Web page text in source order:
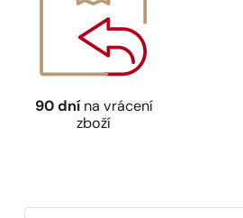
90 dnína vrácení
zboží